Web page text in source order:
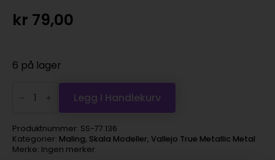
kr 79,00
6 på lager
Metallic
-
Greenish
Gold,
Base
Legg I Handlekurv
Produktnummer: SS-77.136
Kategorier: Maling, Skala Modeller, Vallejo True Metallic Metal
Merke: Ingen merker